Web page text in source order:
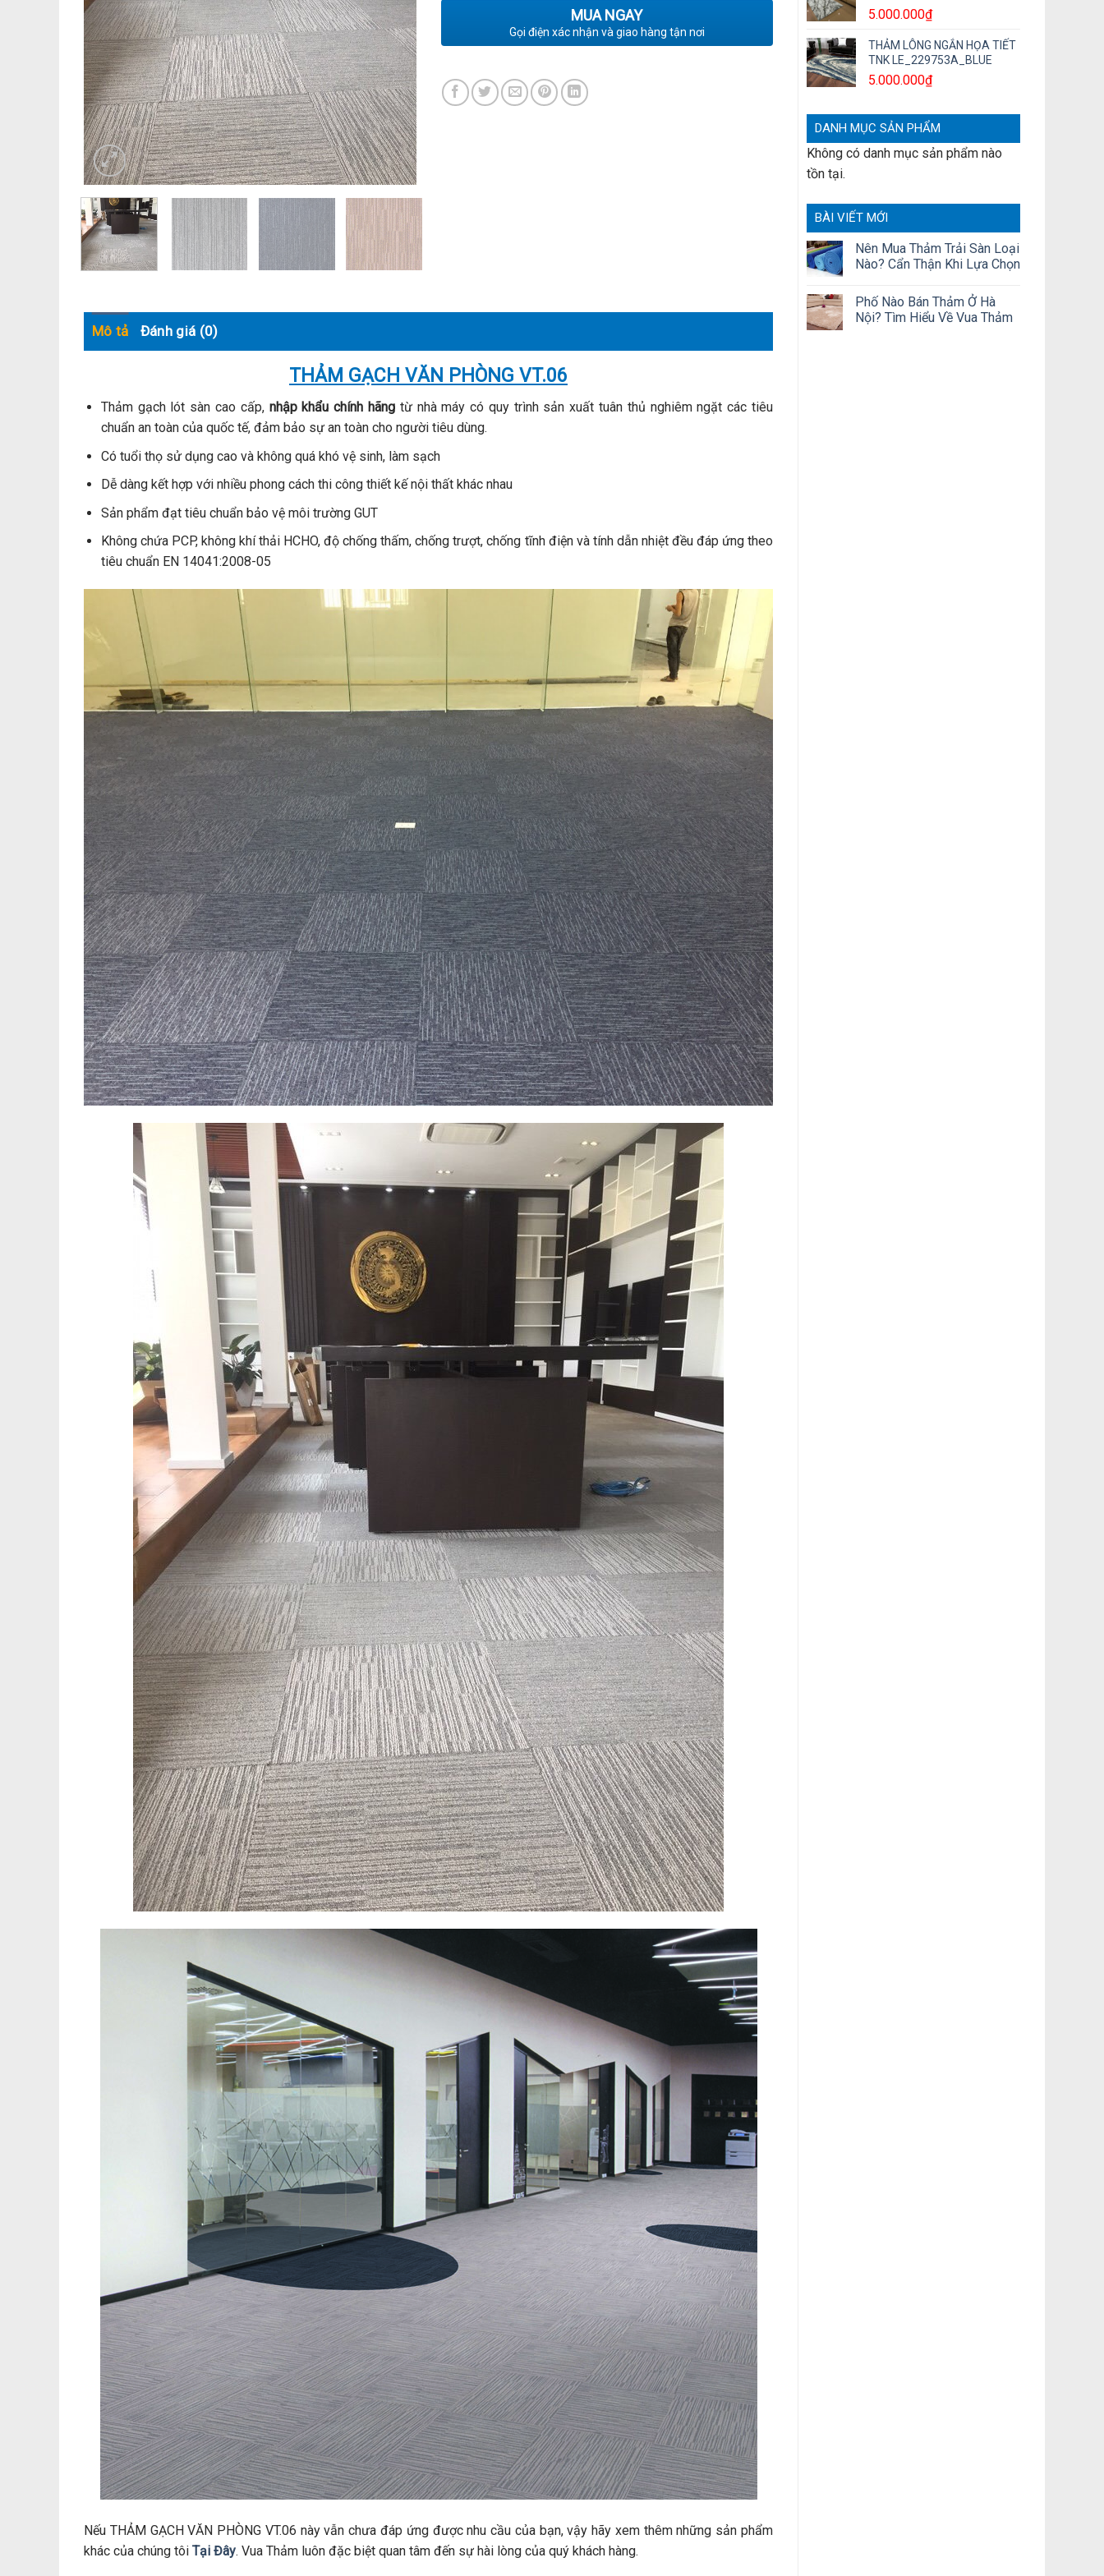
5.000.000₫
THẢM LÔNG NGẮN HỌA TIẾT
TNK LE_229753A_BLUE
5.000.000₫
DANH MỤC SẢN PHẨM
Không có danh mục sản phẩm nào
tồn tại.
BÀI VIẾT MỚI
Nên Mua Thảm Trải Sàn Loại
Nào? Cẩn Thận Khi Lựa Chọn
Phố Nào Bán Thảm Ở Hà
Nội? Tìm Hiểu Về Vua Thảm
MUA NGAY
Gọi điện xác nhận và giao hàng tận nơi
Mô tả Đánh giá (0)
THẢM GẠCH VĂN PHÒNG VT.06
Thảm gạch lót sàn cao cấp, nhập khẩu chính hãngtừ nhà máy có quy trình sản xuất tuân thủ nghiêm ngặt các tiêu
chuẩn an toàn của quốc tế, đảm bảo sự an toàn cho người tiêu dùng.
Có tuổi thọ sử dụng cao và không quá khó vệ sinh, làm sạch
Dễ dàng kết hợp với nhiều phong cách thi công thiết kế nội thất khác nhau
Sản phẩm đạt tiêu chuẩn bảo vệ môi trường GUT
Không chứa PCP, không khí thải HCHO, độ chống thấm, chống trượt, chống tĩnh điện và tính dẫn nhiệt đều đáp ứng theo
tiêu chuẩn EN 14041:2008-05
Nếu THẢM GẠCH VĂN PHÒNG VT.06 này vẫn chưa đáp ứng được nhu cầu của bạn, vậy hãy xem thêm những sản phẩm
khác của chúng tôi Tại Đây. Vua Thảm luôn đặc biệt quan tâm đến sự hài lòng của quý khách hàng.